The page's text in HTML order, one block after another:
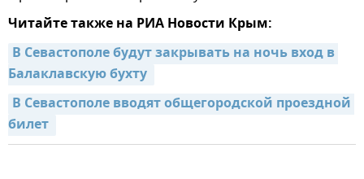
Читайте также на РИА Новости Крым:
В Севастополе будут закрывать на ночь вход в
Балаклавскую бухту
В Севастополе вводят общегородской проездной
билет